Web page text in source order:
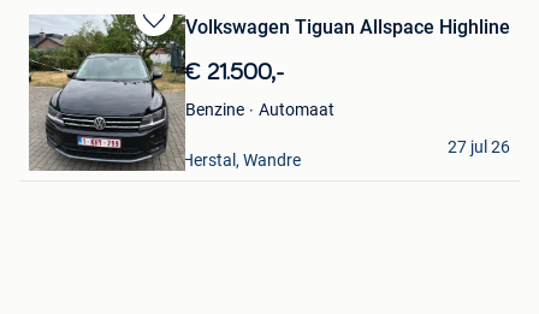
Bewaren
in
Mijn
Favorieten
Volkswagen Tiguan Allspace Highline
€ 21.500,-
Benzine
Automaat
Oscar YEZA
Cheratte + Partie De Herstal, Wandre
27 jul 26